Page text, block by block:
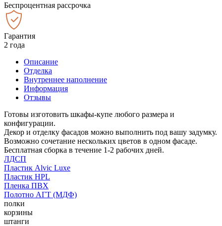
Беспроцентная рассрочка
Гарантия
2 года
Описание
Отделка
Внутреннее наполнение
Информация
Отзывы
Готовы изготовить шкафы-купе любого размера и
конфигурации.
Декор и отделку фасадов можно выполнить под вашу задумку.
Возможно сочетание нескольких цветов в одном фасаде.
Бесплатная сборка в течение 1-2 рабочих дней.
ЛДСП
Пластик Alvic Luxe
Пластик HPL
Пленка ПВХ
Полотно АГТ (МДФ)
полки
корзины
штанги